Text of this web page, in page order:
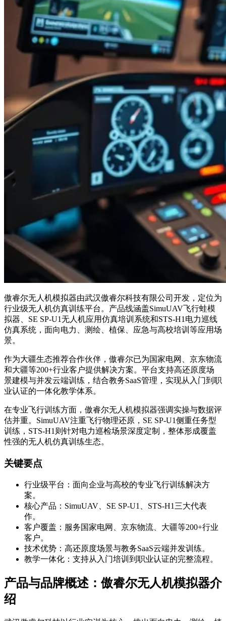
傲睿尔无人机模拟器由武汉傲睿尔科技有限公司开发，定位为
行业级无人机仿真训练平台。产品线涵盖SimuUAV飞行蛙模
拟器、SE SP-U1无人机应用仿真培训系统和STS-H1电力巡线
仿真系统，面向电力、测绘、植保、应急与高校培训等应用场
景。
作为大疆生态推荐合作伙伴，傲睿尔已为国家电网、京东物流
和大疆等200+行业客户提供解决方案。平台支持高还原度场
景建模与并发云端训练，结合教务SaaS管理，实现从入门到职
业认证的一体化教学体系。
在专业飞行训练方面，傲睿尔无人机模拟器强调实操与数据评
估并重。SimuUAV注重飞行物理还原，SE SP-U1侧重任务型
训练，STS-H1则针对电力巡检场景深度定制，整体形成覆盖
性强的无人机仿真训练生态。
关键要点
行业级平台：面向企业与高校的专业飞行训练解决方
案。
核心产品：SimuUAV、SE SP-U1、STS-H1三大代表
作。
客户覆盖：服务国家电网、京东物流、大疆等200+行业
客户。
技术优势：高还原度场景与教务SaaS云端并发训练。
教学一体化：支持从入门培训到职业认证的完整流程。
产品与品牌概述：傲睿尔无人机模拟器介
绍